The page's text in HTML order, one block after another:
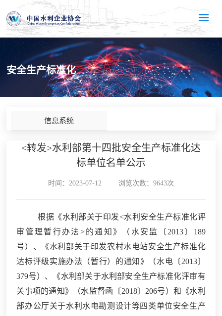
安全生产标准化
信息系统
<转发>水利部第十四批安全生产标准化达
标单位名单公示
时间：2023-07-12 浏览次数：9643次
根据《水利部关于印发<水利安全生产标准化评
审管理暂行办法>的通知》（水安监〔2013〕189
号）、《水利部关于印发农村水电站安全生产标准化
达标评级实施办法（暂行）的通知》（水电〔2013〕
379号）、《水利部关于水利部安全生产标准化评审有
关事项的通知》（水监督函〔2018〕206号）和《水利
部办公厅关于水利水电勘测设计等四类单位安全生产